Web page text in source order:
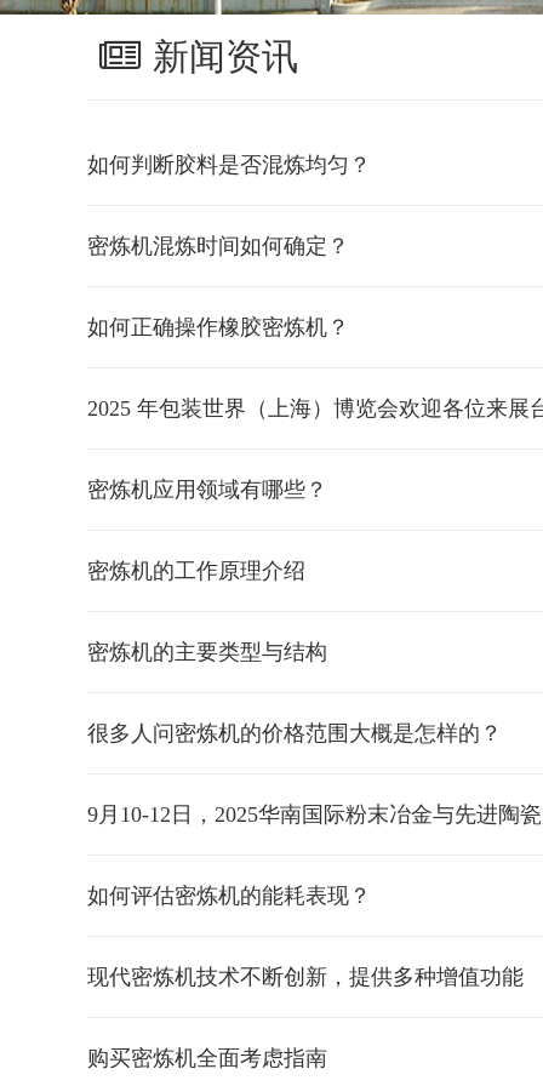
新闻资讯
如何判断胶料是否混炼均匀？
密炼机混炼时间如何确定？
如何正确操作橡胶密炼机？
2025 年包装世界（上海）博览会欢迎各位来展
密炼机应用领域有哪些？
密炼机的工作原理介绍
密炼机的主要类型与结构
很多人问密炼机的价格范围大概是怎样的？
9月10-12日，2025华南国际粉末冶金与先进陶
如何评估密炼机的能耗表现？
现代密炼机技术不断创新，提供多种增值功能
购买密炼机全面考虑指南